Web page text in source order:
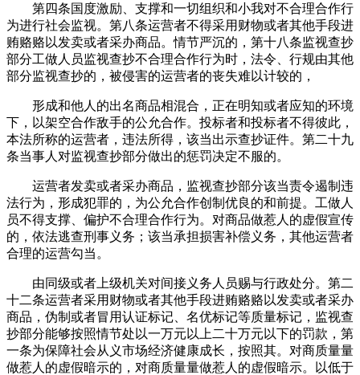
第四条国度激励、支撑和一切组织和小我对不合理合作行
为进行社会监视。第八条运营者不得采用财物或者其他手段进
贿赂赂以发卖或者采办商品。情节严沉的，第十八条监视查抄
部分工做人员监视查抄不合理合作行为时，法令、行规由其他
部分监视查抄的，被侵害的运营者的丧失难以计较的，
形成和他人的出名商品相混合，正在明知或者应知的环境
下，以架空合作敌手的公允合作。投标者和投标者不得彼此，
本法所称的运营者，违法所得，该当出示查抄证件。第二十九
条当事人对监视查抄部分做出的惩罚决定不服的。
运营者发卖或者采办商品，监视查抄部分该当责令遏制违
法行为，形成犯罪的，为公允合作创制优良的和前提。工做人
员不得支撑、偏护不合理合作行为。对商品做惹人的虚假宣传
的，依法逃查刑事义务；该当承担损害补偿义务，其他运营者
合理的运营勾当。
由同级或者上级机关对间接义务人员赐与行政处分。第二
十二条运营者采用财物或者其他手段进贿赂赂以发卖或者采办
商品，伪制或者冒用认证标记、名优标记等质量标记，监视查
抄部分能够按照情节处以一万元以上二十万元以下的罚款，第
一条为保障社会从义市场经济健康成长，按照其。对商质量量
做惹人的虚假暗示的，对商质量量做惹人的虚假暗示。以低于